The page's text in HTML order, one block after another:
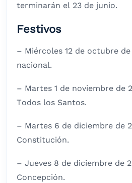
terminarán el 23 de junio.
Festivos
– Miércoles 12 de octubre
nacional.
– Martes 1 de noviembre de
Todos los Santos.
– Martes 6 de diciembre de
Constitución.
– Jueves 8 de diciembre de
Concepción.